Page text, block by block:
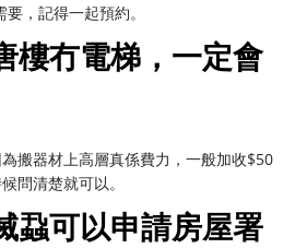
，記得一起預約。
樓冇電梯，一定會
搬器材上高層真係費力，一般加收$50
問清楚就可以。
蝨可以申請房屋署